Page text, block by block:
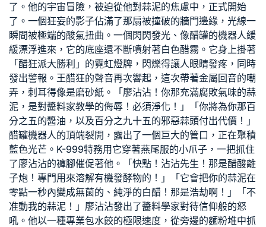
了。他的宇宙冒險，被迫從他對蒜泥的焦慮中，正式開始
了。一個狂妄的影子佔滿了那扇被撞破的牆門邊緣，光線一
瞬間被極端的酸氣扭曲。一個閃閃發光、像醋罐的機器人緩
緩漂浮進來，它的底座還不斷噴射著白色醋霧。它身上掛著
「醋狂派大勝利」的霓虹燈牌，閃爍得讓人眼睛發疼，同時
發出警報。王醋狂的聲音再次響起，這次帶著金屬回音的嘲
弄，刺耳得像是磨砂紙。「廖沾沾！你那充滿腐敗氣味的蒜
泥，是對醬料家教學的侮辱！必須淨化！」「你將為你那百
分之五的醬油，以及百分之九十五的邪惡蒜頭付出代價！」
醋罐機器人的頂端裂開，露出了一個巨大的管口，正在聚積
藍色光芒。K-999特務用它穿著燕尾服的小爪子，一把抓住
了廖沾沾的褲腳催促著他。「快點！沾沾先生！那是醋酸離
子炮！專門用來溶解有機發酵物的！」「它會把你的蒜泥在
零點一秒內變成無菌的、純淨的白醋！那是浩劫啊！」「不
准動我的蒜泥！」廖沾沾發出了醬料學家對待信仰般的怒
吼。他以一種專業包水餃的極限速度，從旁邊的麵粉堆中抓